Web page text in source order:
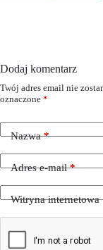
Dodaj komentarz
Twój adres email nie
oznaczone *
Nazwa*
Adres e-mail*
Witryna internetowa